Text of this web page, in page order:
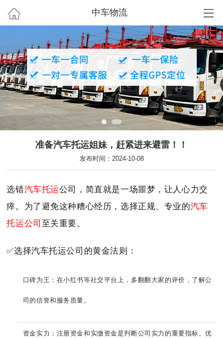
中车物流
准备汽车托运姐妹，赶紧进来避雷！！
发布时间：2024-10-08
选错汽车托运公司，简直就是一场噩梦，让人心力交
瘁。为了避免这种糟心经历，选择正规、专业的汽车
托运公司 至关重要。
✅选择汽车托运公司的黄金法则：
口碑为王：在小红书等社交平台上，多翻翻大家的评价，了解公
司的信誉和服务质量。
资金实力：注册资金和实缴资金是判断公司实力的重要指标。优